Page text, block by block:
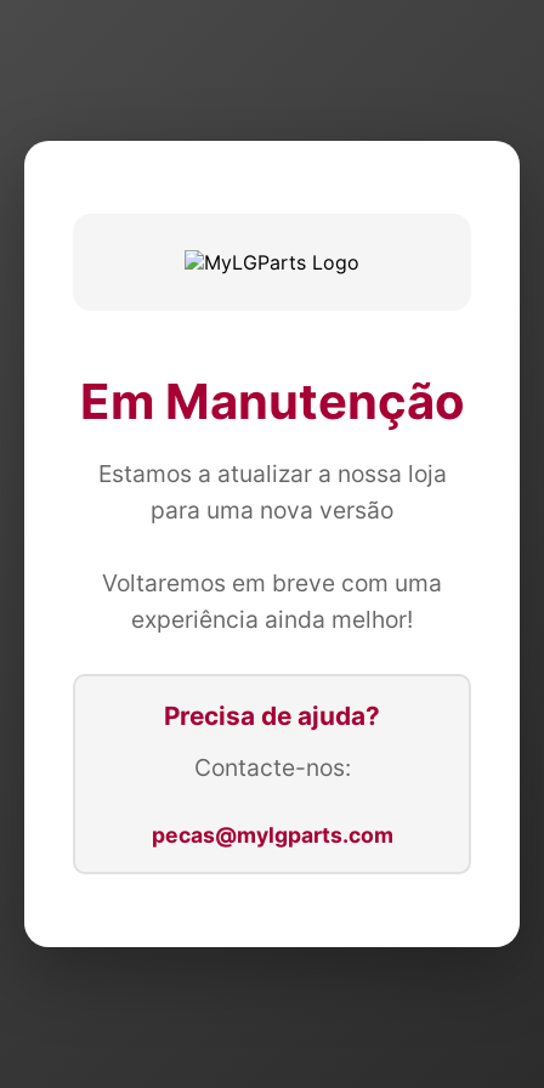
Em Manutenção
Estamos a atualizar a nossa loja
para uma nova versão
Voltaremos em breve com uma
experiência ainda melhor!
Precisa de ajuda?
Contacte-nos:
pecas@mylgparts.com